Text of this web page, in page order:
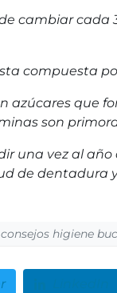
cambiar
compuesta
azúcares que
son
una vez al
de dentadura
consejos higiene